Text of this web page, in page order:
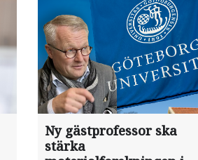
Ny gästprofessor ska
stärka